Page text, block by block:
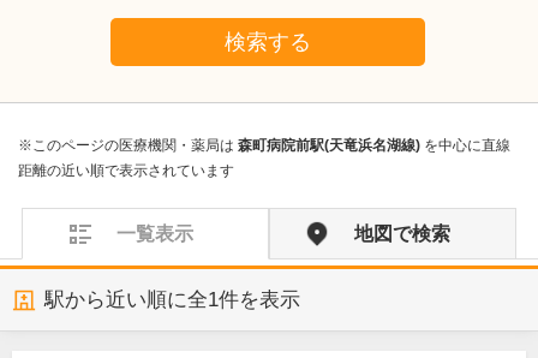
検索する
※このページの医療機関・薬局は 森町病院前駅(天竜浜名湖線) を中心に直線
距離の近い順で表示されています
一覧表示 地図で検索
駅から近い順に全1件を表示